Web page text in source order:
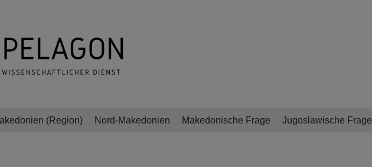
(Region) Nord-Makedonien Makedonische Frage Jugoslawische Frage